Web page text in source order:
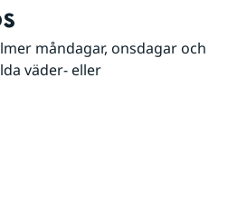
måndagar, onsdagar och
väder- eller